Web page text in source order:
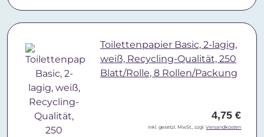
Toilettenpapier Basic, 2-lagig,
weiß, Recycling-Qualität, 250
Blatt/Rolle, 8 Rollen/Packung
4,75 €
inkl. gesetzl. MwSt., zzgl.Versandkosten